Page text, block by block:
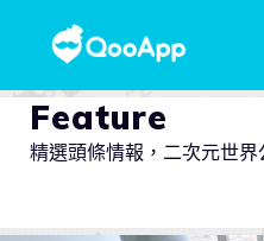
Feature
精選頭條情報，二次元世界